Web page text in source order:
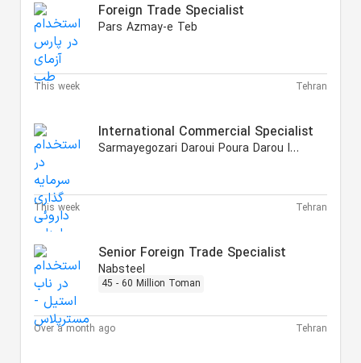
Foreign Trade Specialist
Pars Azmay-e Teb
This week Tehran
International Commercial Specialist
Sarmayegozari Daroui Poura Darou Iranian
This week Tehran
Senior Foreign Trade Specialist
Nabsteel
45 - 60 Million Toman
Over a month ago Tehran